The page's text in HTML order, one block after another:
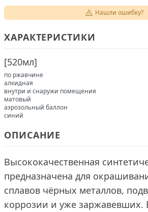
Нашли ошибку?
ХАРАКТЕРИСТИКИ
[520мл]
по ржавчине
алкидная
внутри и снаружи помещения
матовый
аэрозольный баллон
синий
ОПИСАНИЕ
Высококачественная
предназначена для
сплавов чёрных металлов,
коррозии и уже заржавевших.